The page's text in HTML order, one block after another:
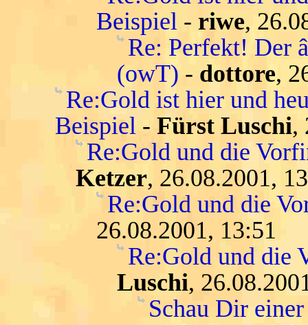
Beispiel - riwe,
Re: Perfekt! Der
(owT) - dottore,
Re:Gold ist hier und
Beispiel - Fürst Luschi,
Re:Gold und die
Ketzer, 26.08.2001,
Re:Gold und die
26.08.2001, 13:51
Re:Gold und die
Luschi,
Schau Dir